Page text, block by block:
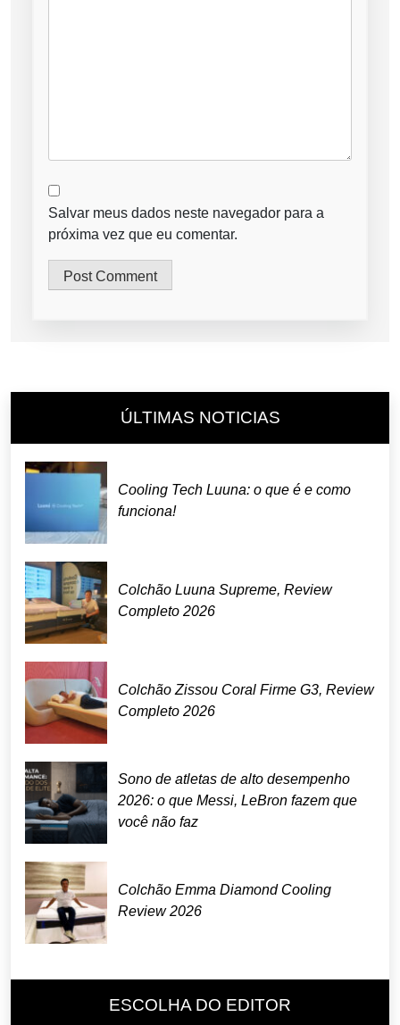
Salvar meus dados neste navegador para a
próxima vez que eu comentar.
ÚLTIMAS NOTICIAS
Cooling Tech Luuna: o que é e como
funciona!
Colchão Luuna Supreme, Review
Completo 2026
Colchão Zissou Coral Firme G3, Review
Completo 2026
Sono de atletas de alto desempenho
2026: o que Messi, LeBron fazem que
você não faz
Colchão Emma Diamond Cooling
Review 2026
ESCOLHA DO EDITOR